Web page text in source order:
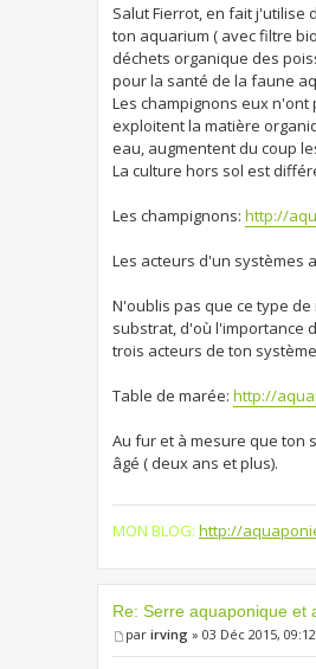
Salut Fierrot, en fait
ton aquarium ( avec filtre
déchets organique des
pour la santé de la faune
Les champignons eux
exploitent la matière
eau, augmentent du coup
La culture hors sol est
Les champignons: http://
Les acteurs d'un systèmes
N'oublis pas que ce type
substrat, d'où l'importance
trois acteurs de ton
Table de marée: http://
Au fur et à mesure que ton
âgé ( deux ans et plus).
MON BLOG: http://
Re: Serre aquaponique et
par irving » 03 Déc 2015, 09:12